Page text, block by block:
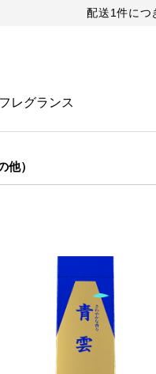
配送1件につ
レグランス
他）